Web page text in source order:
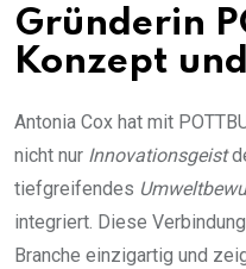
Gründerin
Konzept
Antonia Cox hat mit
nicht nur Innovationsgeist
tiefgreifendes
integriert. Diese
Branche einzigartig und